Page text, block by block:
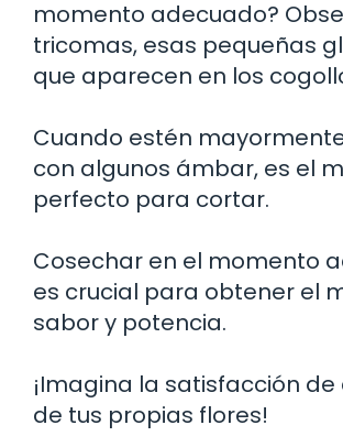
momento adecuado?
tricomas, esas pequeñas
que aparecen en los
Cuando estén
con algunos ámbar, es el
perfecto para cortar.
Cosechar en el momento
es crucial para obtener el
sabor y potencia.
¡Imagina la satisfacción
de tus propias flores!